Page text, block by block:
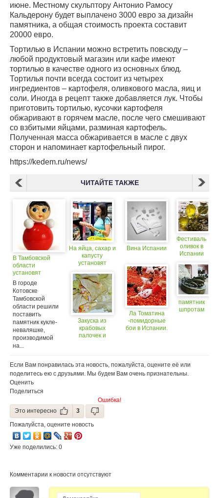
июне. Местному скульптору Антонио Рамосу
Кальдерону будет выплачено 3000 евро за дизайн
памятника, а общая стоимость проекта составит
20000 евро.
Тортилью в Испании можно встретить повсюду –
любой продуктовый магазин или кафе имеют
тортилью в качестве одного из основных блюд.
Тортилья почти всегда состоит из четырех
ингредиентов – картофеля, оливкового масла, яиц и
соли. Иногда в рецепт также добавляется лук. Чтобы
приготовить тортилью, кусочки картофеля
обжаривают в горячем масле, после чего смешивают
со взбитыми яйцами, разминая картофель.
Полученная масса обжаривается в масле с двух
сторон и напоминает картофельный пирог.
https://kedem.ru/news/
ЧИТАЙТЕ ТАКЖЕ
В Тамбовской
области
установят
памятник
неваляшке
В городе
Котовске
Тамбовской
области решили
поставить
памятник кукле-
неваляшке,
производимой
на...
На яйца, сахар и
капусту
установят
цены?
Закуска из
крабовых
палочек и
Вина Испании
Ла Томатина
-помидорные
бои в Испании.
Фестиваль
оливок в
Испании
памятник
шпротам
Если Вам понравилась эта новость, пожалуйста, оцените её или
поделитесь ею с друзьями. Мы будем Вам очень признательны.
Оценить
Поделиться
Ошибка!
Это интересно
3
Пожалуйста, оцените новость
Уже поделились: 0
Комментарии к новости отсутствуют